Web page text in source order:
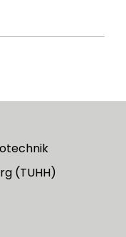
(TUHH)